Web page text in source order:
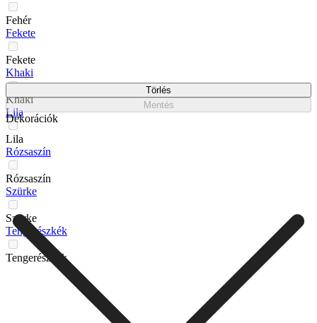
Fehér
Fekete
Fekete
Khaki
Khaki
Lila
Lila
Rózsaszín
Rózsaszín
Szürke
Szürke
Tengerészkék
Tengerészkék
Törlés
Mentés
Dekorációk